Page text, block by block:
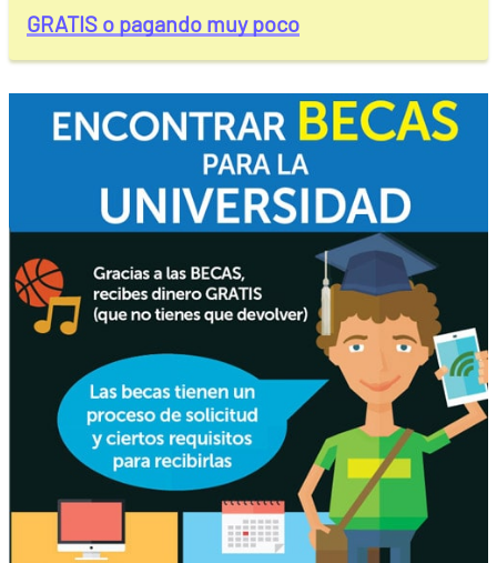
GRATIS o pagando muy poco